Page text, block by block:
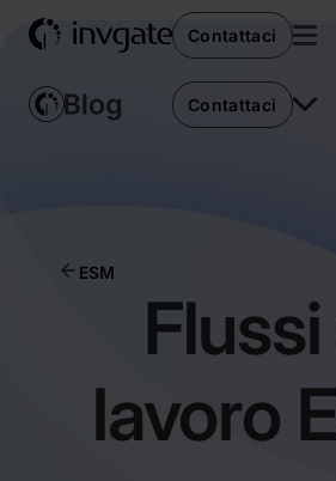
Contattaci
Contattaci
ESM
lavoro